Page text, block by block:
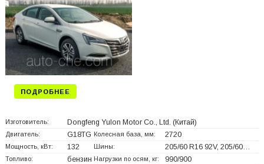
ПОДРОБНЕЕ
Изготовитель: Dongfeng Yulon Motor Co., Ltd. (Китай)
Двигатель: G18TG Колесная база, мм: 2720
Мощность, кВт: 132 Шины: 205/60 R16 92V, 205/60…
Топливо: бензин Нагрузки по осям, кг: 990/900